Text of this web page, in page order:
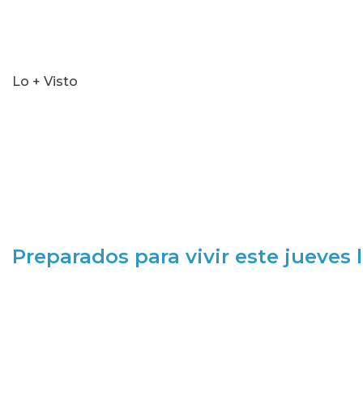
Lo + Visto
Preparados para vivir este jueves